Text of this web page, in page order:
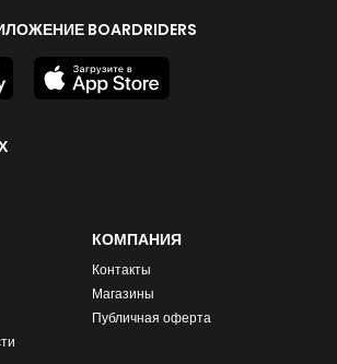
BOARDRIDERS
КОМПАНИЯ
Контакты
Магазины
Публичная оферта